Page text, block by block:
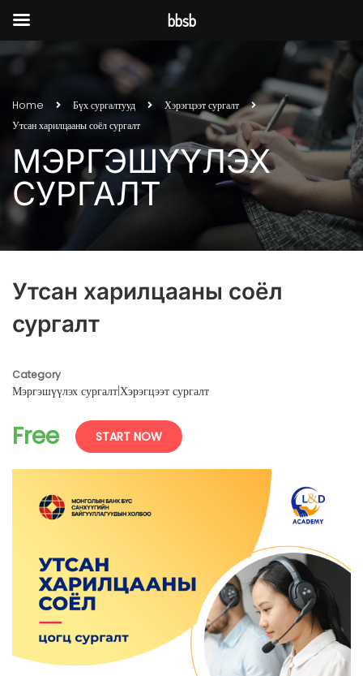
Home Бүх сургалтууд
Хэрэгцээт сургалт
Утсан харилцааны соёл сургалт
МЭРГЭШҮҮЛЭХ
СУРГАЛТ
Утсан харилцааны соёл
сургалт
Category
Мэргэшүүлэх сургалтХэрэгцээт сургалт
Free START NOW
bbsb